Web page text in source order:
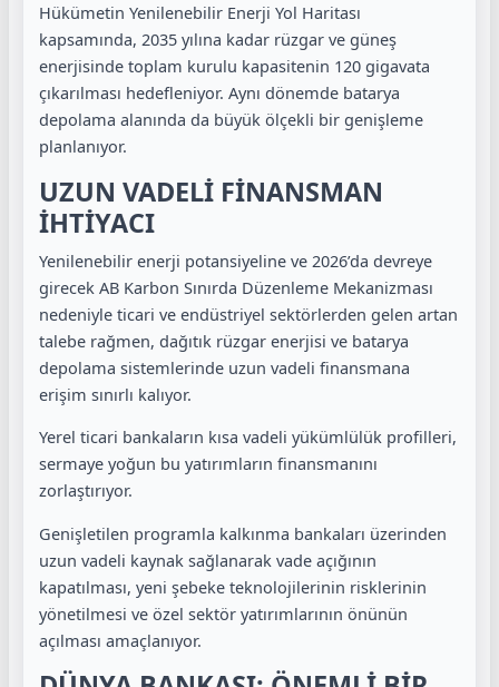
Hükümetin Yenilenebilir Enerji Yol Haritası
kapsamında, 2035 yılına kadar rüzgar ve güneş
enerjisinde toplam kurulu kapasitenin 120 gigavata
çıkarılması hedefleniyor. Aynı dönemde batarya
depolama alanında da büyük ölçekli bir genişleme
planlanıyor.
UZUN VADELİ FİNANSMAN
İHTİYACI
Yenilenebilir enerji potansiyeline ve 2026’da devreye
girecek AB Karbon Sınırda Düzenleme Mekanizması
nedeniyle ticari ve endüstriyel sektörlerden gelen artan
talebe rağmen, dağıtık rüzgar enerjisi ve batarya
depolama sistemlerinde uzun vadeli finansmana
erişim sınırlı kalıyor.
Yerel ticari bankaların kısa vadeli yükümlülük profilleri,
sermaye yoğun bu yatırımların finansmanını
zorlaştırıyor.
Genişletilen programla kalkınma bankaları üzerinden
uzun vadeli kaynak sağlanarak vade açığının
kapatılması, yeni şebeke teknolojilerinin risklerinin
yönetilmesi ve özel sektör yatırımlarının önünün
açılması amaçlanıyor.